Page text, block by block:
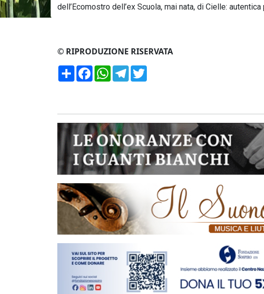
dell’Ecomostro dell’ex Scuola, mai nata, di Cielle: autentica
© RIPRODUZIONE RISERVATA
CondividiFacebookWhatsApp
Telegram